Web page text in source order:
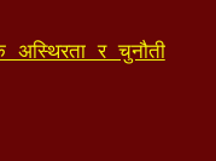
अस्थिरता र चुनौती